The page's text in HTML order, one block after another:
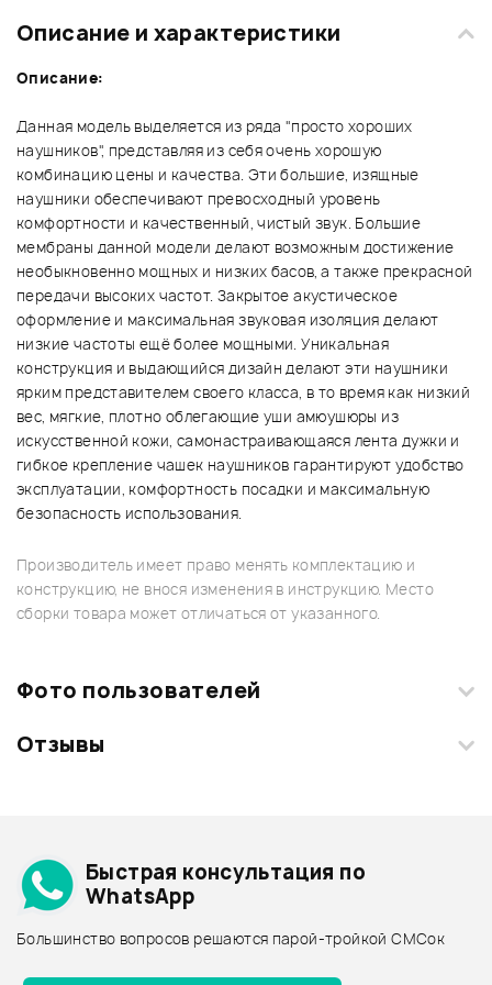
Описание и характеристики
Описание:
Данная модель выделяется из ряда "просто хороших
наушников", представляя из себя очень хорошую
комбинацию цены и качества. Эти большие, изящные
наушники обеспечивают превосходный уровень
комфортности и качественный, чистый звук. Большие
мембраны данной модели делают возможным достижение
необыкновенно мощных и низких басов, а также прекрасной
передачи высоких частот. Закрытое акустическое
оформление и максимальная звуковая изоляция делают
низкие частоты ещё более мощными. Уникальная
конструкция и выдающийся дизайн делают эти наушники
ярким представителем своего класса, в то время как низкий
вес, мягкие, плотно облегающие уши амюушюры из
искусственной кожи, самонастраивающаяся лента дужки и
гибкое крепление чашек наушников гарантируют удобство
эксплуатации, комфортность посадки и максимальную
безопасность использования.
Производитель имеет право менять комплектацию и
конструкцию, не внося изменения в инструкцию. Место
сборки товара может отличаться от указанного.
Фото пользователей
Загрузите свои фотографии купленного товара и получите
Отзывы
Архив товаров - дешевле
Архив товаров - дороже
Все товары AKG
Быстрая консультация по
WhatsApp
Большинство вопросов решаются парой-тройкой СМСок